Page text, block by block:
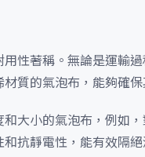
性著稱。無論是運輸
質的氣泡布，能夠確
大小的氣泡布，例如
抗靜電性，能有效隔